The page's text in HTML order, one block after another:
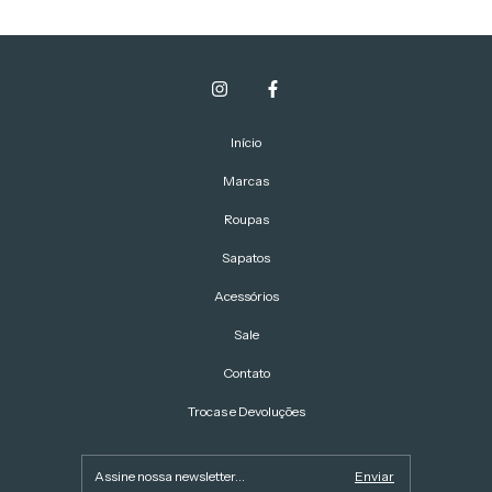
Início
Marcas
Roupas
Sapatos
Acessórios
Sale
Contato
Trocas e Devoluções